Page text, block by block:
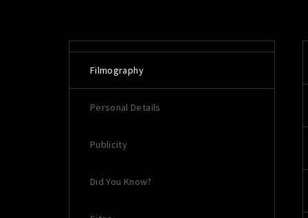
Filmography
Personal Details
Publicity
Did You Know?